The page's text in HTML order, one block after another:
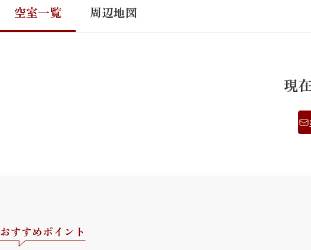
空室一覧 周辺地図
現
おすすめポイント